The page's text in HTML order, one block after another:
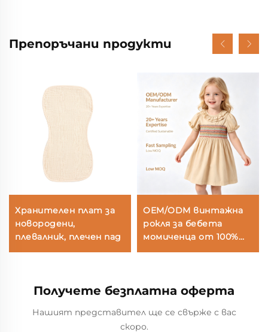
Препоръчани продукти
Хранителен плат за
новородени,
плевалник, плечен пад
OEM/ODM винтажна
рокля за бебета
момиченца от 100%
памук с гънки |
боядисана с
Персонализирана
устойчива рокля за
Получете безплатна оферта
Нашият представител ще се свърже с вас
скоро.